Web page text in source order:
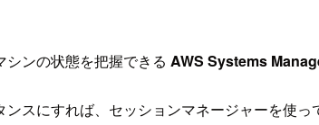
ンの状態を把握できる AWS Systems
スにすれば、セッションマネージャーを使